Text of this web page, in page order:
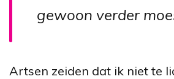
gewoon verder
Artsen zeiden dat ik niet te